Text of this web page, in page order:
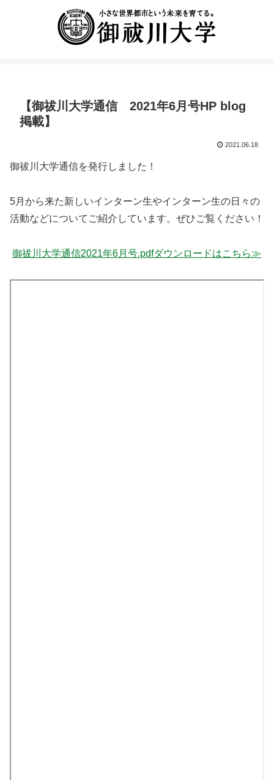
【御祓川大学通信 2021年6月号HP blog
掲載】
2021.06.18
御祓川大学通信を発行しました！
5月から来た新しいインターン生やインターン生の日々の
活動などについてご紹介しています。ぜひご覧ください！
御祓川大学通信2021年6月号.pdfダウンロードはこちら≫